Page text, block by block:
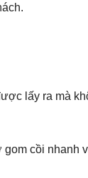
lấy ra mà
cồi